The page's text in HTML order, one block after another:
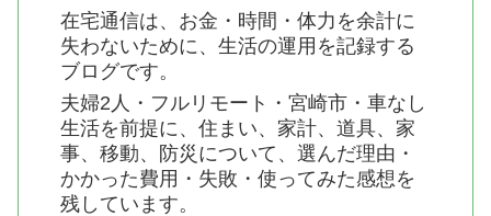
在宅通信は、お金・時間・体力を余計に
失わないために、生活の運用を記録する
ブログです。
夫婦2人・フルリモート・宮崎市・車なし
生活を前提に、住まい、家計、道具、家
事、移動、防災について、選んだ理由・
かかった費用・失敗・使ってみた感想を
残しています。